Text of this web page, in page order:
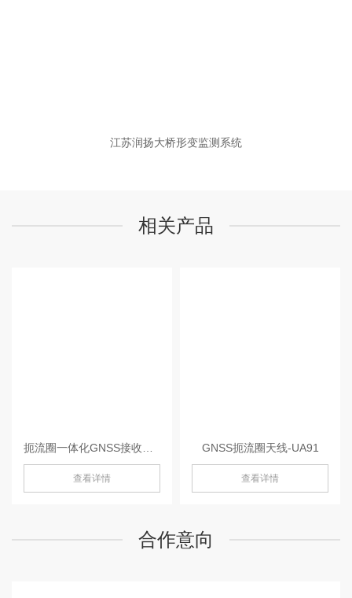
江苏润扬大桥形变监测系统
相关产品
查看详情
GNSS扼流圈天线-UA91
查看详情
合作意向